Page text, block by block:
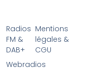
Radios
FM &
DAB+
Webradios
Mentions
légales &
CGU